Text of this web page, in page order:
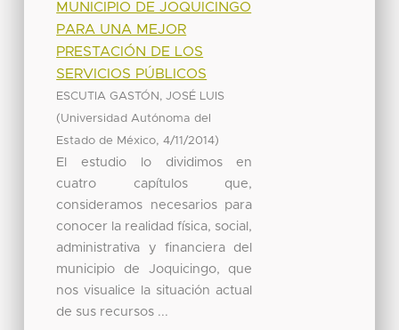
MUNICIPIO DE JOQUICINGO
PARA UNA MEJOR
PRESTACIÓN DE LOS
SERVICIOS PÚBLICOS
ESCUTIA GASTÓN, JOSÉ LUIS
(Universidad Autónoma del
Estado de México,4/11/2014)
El estudio lo dividimos en
cuatro capítulos que,
consideramos necesarios para
conocer la realidad física, social,
administrativa y financiera del
municipio de Joquicingo, que
nos visualice la situación actual
de sus recursos ...